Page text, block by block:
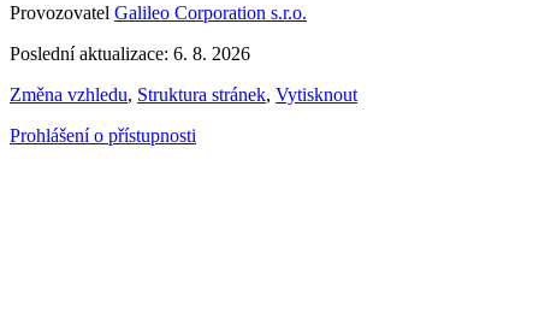
Provozovatel Galileo Corporation s.r.o.
Poslední aktualizace: 6. 8. 2026
Změna vzhledu, Struktura stránek, Vytisknout
Prohlášení o přístupnosti